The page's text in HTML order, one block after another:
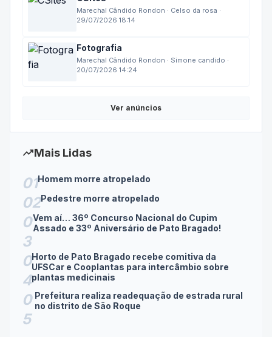
CSites
Marechal Cândido Rondon · Celso da rosa ·
Fotografia
Marechal Cândido Rondon · Simone candido ·
trending_up Mais Lidas
01Homem morre atropelado
02 Pedestre morre atropelado
0
3
Vem aí… 36º Concurso Nacional do Cupim
Assado e 33º Aniversário de Pato Bragado!
0
4
Horto de Pato Bragado recebe comitiva da
UFSCar e Cooplantas para intercâmbio sobre
plantas medicinais
0
5
Prefeitura realiza readequação de estrada rural
no distrito de São Roque